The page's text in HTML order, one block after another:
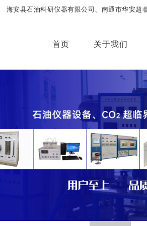
海安县石油科研仪器有限公司、南通市华
首页 关于我们